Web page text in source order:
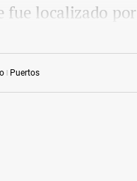
Puertos
fue localizado